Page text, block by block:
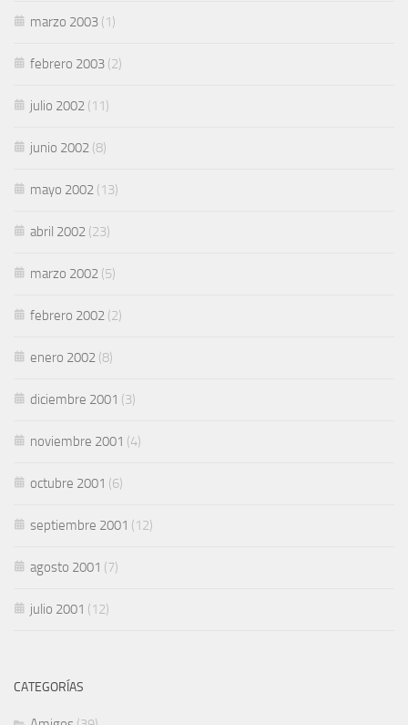
marzo 2003 (1)
febrero 2003 (2)
julio 2002 (11)
junio 2002 (8)
mayo 2002 (13)
abril 2002 (23)
marzo 2002 (5)
febrero 2002 (2)
enero 2002 (8)
diciembre 2001 (3)
noviembre 2001 (4)
octubre 2001 (6)
septiembre 2001 (12)
agosto 2001 (7)
julio 2001 (12)
CATEGORÍAS